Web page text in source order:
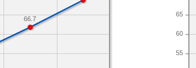
66.7
55
60
65